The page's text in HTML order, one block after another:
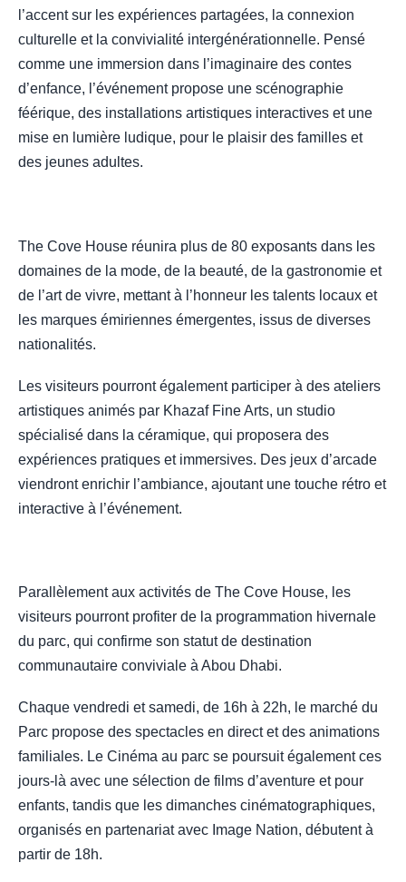
l’accent sur les expériences partagées, la connexion
culturelle et la convivialité intergénérationnelle. Pensé
comme une immersion dans l’imaginaire des contes
d’enfance, l’événement propose une scénographie
féérique, des installations artistiques interactives et une
mise en lumière ludique, pour le plaisir des familles et
des jeunes adultes.
The Cove House réunira plus de 80 exposants dans les
domaines de la mode, de la beauté, de la gastronomie et
de l’art de vivre, mettant à l’honneur les talents locaux et
les marques émiriennes émergentes, issus de diverses
nationalités.
Les visiteurs pourront également participer à des ateliers
artistiques animés par Khazaf Fine Arts, un studio
spécialisé dans la céramique, qui proposera des
expériences pratiques et immersives. Des jeux d’arcade
viendront enrichir l’ambiance, ajoutant une touche rétro et
interactive à l’événement.
Parallèlement aux activités de The Cove House, les
visiteurs pourront profiter de la programmation hivernale
du parc, qui confirme son statut de destination
communautaire conviviale à Abou Dhabi.
Chaque vendredi et samedi, de 16h à 22h, le marché du
Parc propose des spectacles en direct et des animations
familiales. Le Cinéma au parc se poursuit également ces
jours-là avec une sélection de films d’aventure et pour
enfants, tandis que les dimanches cinématographiques,
organisés en partenariat avec Image Nation, débutent à
partir de 18h.